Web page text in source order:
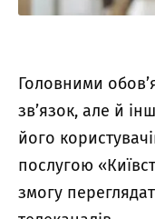
Головними
зв’язок, але й
його
послугою
змогу